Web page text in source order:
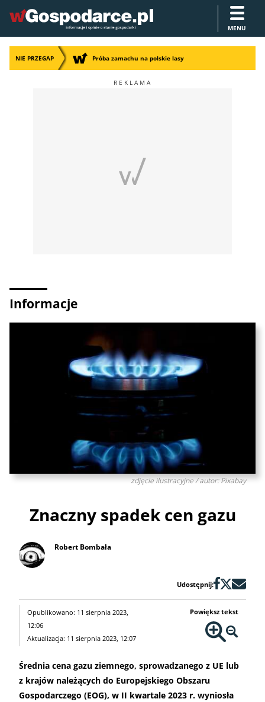
MENU
NIE PRZEGAP Próba zamachu na polskie lasy
Informacje
zdjęcie ilustracyjne / autor: Pixabay
Znaczny spadek cen gazu
Robert Bombała
Udostępnij:
Opublikowano: 11 sierpnia 2023,
12:06
Aktualizacja: 11 sierpnia 2023, 12:07
Powiększ tekst
Średnia cena gazu ziemnego, sprowadzanego z UE lub
z krajów należących do Europejskiego Obszaru
Gospodarczego (EOG), w II kwartale 2023 r. wyniosła